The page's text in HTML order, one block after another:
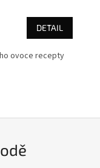
DETAIL
ovoce recepty